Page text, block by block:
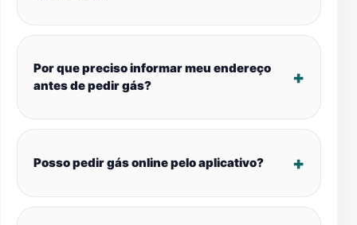
Por que preciso informar meu endereço
antes de pedir gás?
Posso pedir gás online pelo aplicativo?